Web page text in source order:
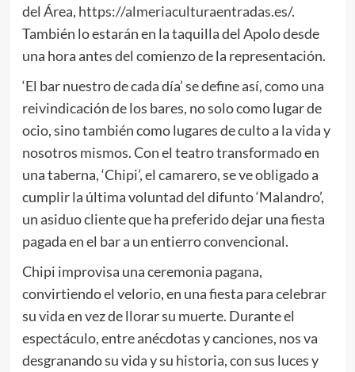
del Área, https://almeriaculturaentradas.es/.
También lo estarán en la taquilla del Apolo desde
una hora antes del comienzo de la representación.
‘El bar nuestro de cada día’ se define así, como una
reivindicación de los bares, no solo como lugar de
ocio, sino también como lugares de culto a la vida y
nosotros mismos. Con el teatro transformado en
una taberna, ‘Chipi’, el camarero, se ve obligado a
cumplir la última voluntad del difunto ‘Malandro’,
un asiduo cliente que ha preferido dejar una fiesta
pagada en el bar a un entierro convencional.
Chipi improvisa una ceremonia pagana,
convirtiendo el velorio, en una fiesta para celebrar
su vida en vez de llorar su muerte. Durante el
espectáculo, entre anécdotas y canciones, nos va
desgranando su vida y su historia, con sus luces y